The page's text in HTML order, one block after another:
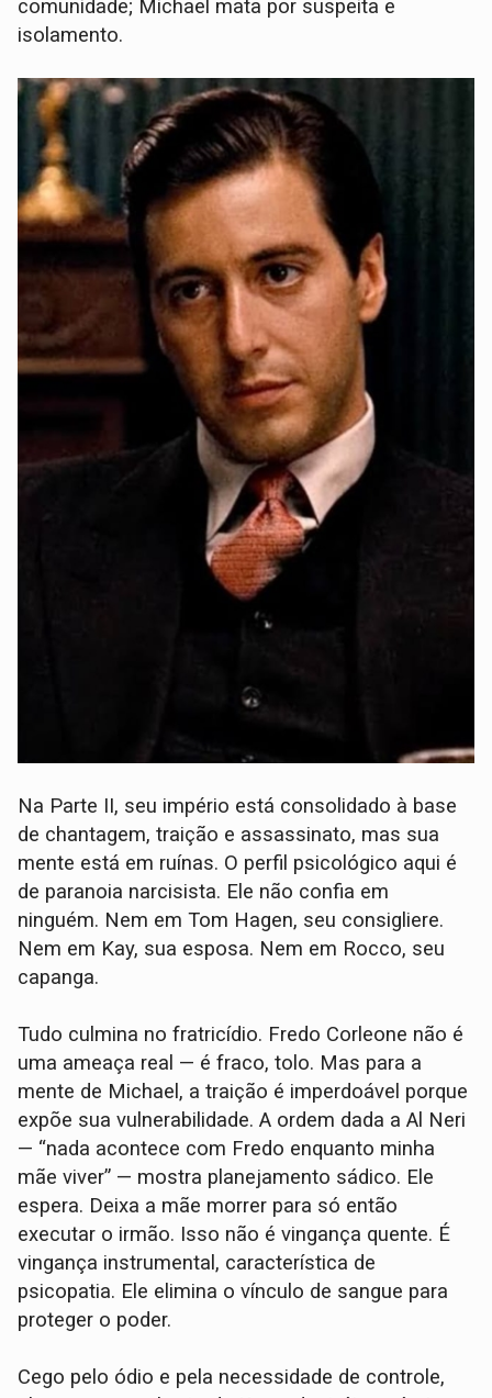
comunidade; Michael mata por suspeita e
isolamento.
Na Parte II, seu império está consolidado à base
de chantagem, traição e assassinato, mas sua
mente está em ruínas. O perfil psicológico aqui é
de paranoia narcisista. Ele não confia em
ninguém. Nem em Tom Hagen, seu consigliere.
Nem em Kay, sua esposa. Nem em Rocco, seu
capanga.
Tudo culmina no fratricídio. Fredo Corleone não é
uma ameaça real — é fraco, tolo. Mas para a
mente de Michael, a traição é imperdoável porque
expõe sua vulnerabilidade. A ordem dada a Al Neri
— “nada acontece com Fredo enquanto minha
mãe viver” — mostra planejamento sádico. Ele
espera. Deixa a mãe morrer para só então
executar o irmão. Isso não é vingança quente. É
vingança instrumental, característica de
psicopatia. Ele elimina o vínculo de sangue para
proteger o poder.
Cego pelo ódio e pela necessidade de controle,